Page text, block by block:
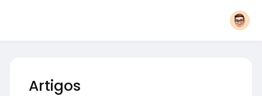
Artigos